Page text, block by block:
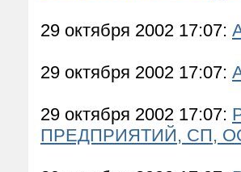
29 октября 2002 17:07:
29 октября 2002 17:07:
29 октября 2002 17:07:
ПРЕДПРИЯТИЙ, СП,